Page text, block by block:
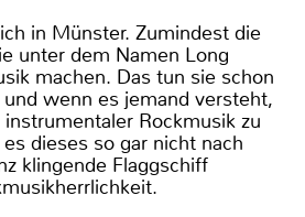
in Münster. Zumindest die
unter dem Namen Long
machen. Das tun sie schon
wenn es jemand versteht,
Rockmusik zu
dieses so gar nicht nach
klingende Flaggschiff